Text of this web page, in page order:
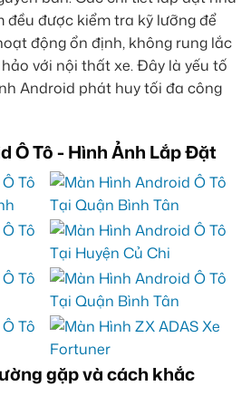
đều được kiểm tra kỹ lưỡng để
động ổn định, không rung lắc
với nội thất xe. Đây là yếu tố
Android phát huy tối đa công
Ô Tô - Hình Ảnh Lắp Đặt
gặp và cách khắc